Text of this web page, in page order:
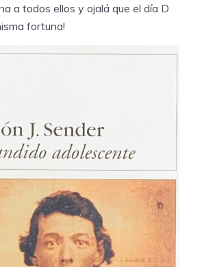
a todos ellos y ojalá que el día D
fortuna!